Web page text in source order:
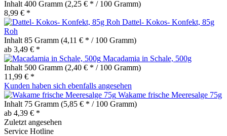
Inhalt 400 Gramm (2,25 € * / 100 Gramm)
8,99 € *
Dattel- Kokos- Konfekt, 85g
Roh
Inhalt 85 Gramm (4,11 € * / 100 Gramm)
ab 3,49 € *
Macadamia in Schale, 500g
Inhalt 500 Gramm (2,40 € * / 100 Gramm)
11,99 € *
Kunden haben sich ebenfalls angesehen
Wakame frische Meeresalge 75g
Inhalt 75 Gramm (5,85 € * / 100 Gramm)
ab 4,39 € *
Zuletzt angesehen
Service Hotline